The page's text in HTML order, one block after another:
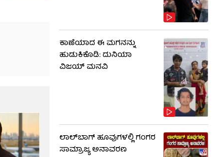
ಕಾಣೆಯಾದ ಈ ಮಗನನ್ನು
ಹುಡುಕಿಕೊಡಿ: ದುನಿಯಾ
ವಿಜಯ್ ಮನವಿ
ಲಾಲ್​ಬಾಗ್ ಹೂವುಗಳಲ್ಲಿ ಗಂಗರ
ಸಾಮ್ರಾಜ್ಯ ಅನಾವರಣ